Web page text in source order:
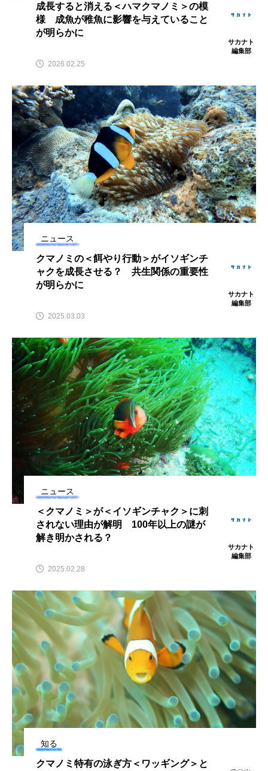
アブラボテ アマガエル アマゴ
アンコウ イカ イカナゴ イクラ
イッカク イトウ イトヒキアジ
イトヨリダイ イモリ イラスト
イリエワニ イワナ インドネシア
ウツボ ウナギ ウバザメ
ウマヅラハギ
エゾアイナメ エッセイ オオカミウオ
オットセイ オニヒトデ オワンクラゲ
オーストラリア カイエビ カイギュウ
カイロウドウケツ カイワリ
カエルアンコウ カガミガイ カキ
カクレクマノミ カゴカマス カジカ
カブトエビ カブトクラゲ カミクラゲ
カワバタモロコ カワムツ ガラ・ルファ
キジハタ キス キチヌ キヌバリ
キビナゴ キュウリエソ キンメダイ
ギギ ギンザケ ギンザメ クエ
クサガメ クニマス クマノミ
クロスジギンポ クロソイ クロダイ
成長すると消える＜ハマクマノミ＞の模
様 成魚が稚魚に影響を与えていること
が明らかに
サカナト
編集部
2026.02.25
ニュース
クマノミの＜餌やり行動＞がイソギンチ
ャクを成長させる？ 共生関係の重要性
が明らかに
サカナト
編集部
2025.03.03
ニュース
＜クマノミ＞が＜イソギンチャク＞に刺
されない理由が解明 100年以上の謎が
解き明かされる？
サカナト
編集部
2025.02.28
知る
クマノミ特有の泳ぎ方＜ワッギング＞と